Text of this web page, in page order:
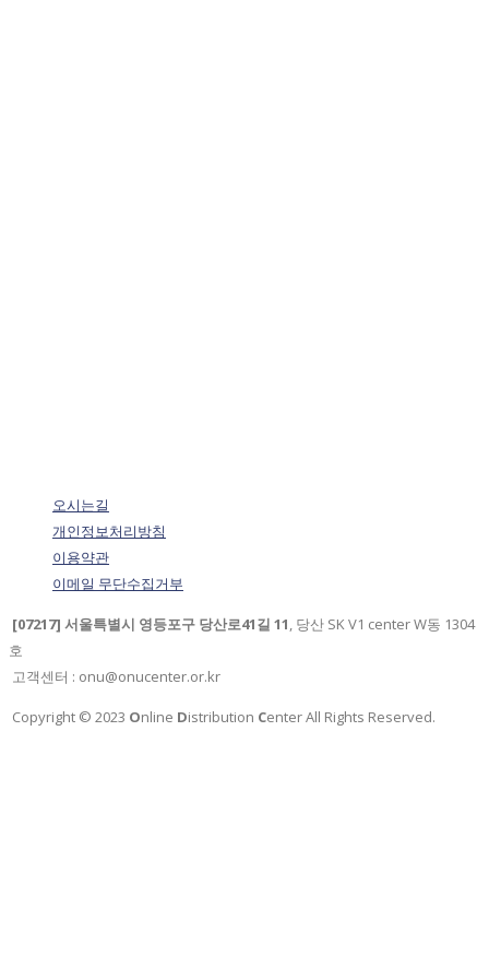
오시는길
개인정보처리방침
이용약관
이메일 무단수집거부
[07217] 서울특별시 영등포구 당산로41길 11, 당산 SK V1 center W동 1304
호
고객센터 : onu@onucenter.or.kr
Copyright © 2023 Online Distribution Center All Rights Reserved.